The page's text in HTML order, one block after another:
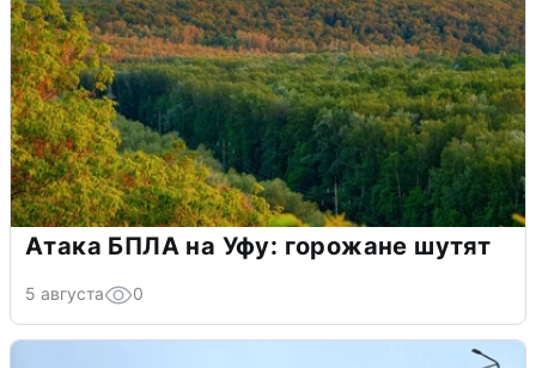
Атака БПЛА на Уфу: горожане шутят
5 августа 0